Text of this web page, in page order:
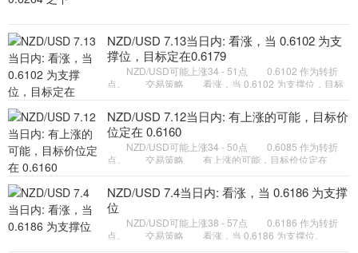
NZD/USD 7.13当日内: 看涨，当 0.6102 为支
撑位，目标定在0.6179
NZD/USD可能上涨34 - 51点 0.6102 作为转折
点。 交易策略 看涨，当 0.6102 为支撑位，目标
来继续下跌的趋势，目
NZD/USD 7.12当日内: 有上涨的可能，目标价
位定在 0.6160
NZD/USD可能上涨34 - 50点 0.6085 作为转折
点。 交易策略 有上涨的可能，目标价位定在
续下跌的趋势，目标位
NZD/USD 7.4当日内: 看涨，当 0.6186 为支撑
位
NZD/USD可能上涨38 - 57点 0.6186 作为转折
点。 交易策略 看涨，当 0.6186 为支撑位。